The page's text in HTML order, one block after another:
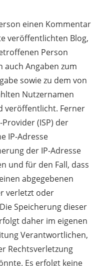
einen Kommentar
veröffentlichten Blog,
Person
Angaben zum
sowie zu dem von
Nutzernamen
veröffentlicht. Ferner
(ISP) der
IP-Adresse
der IP-Adresse
und für den Fall, dass
abgegebenen
verletzt oder
Speicherung dieser
daher im eigenen
Verantwortlichen,
Rechtsverletzung
Es erfolgt keine